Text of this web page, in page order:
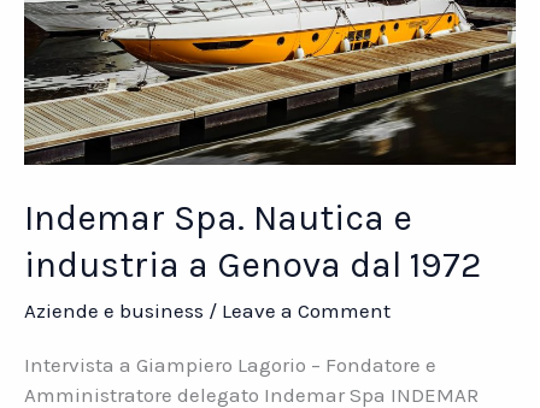
Indemar Spa. Nautica e
industria a Genova dal 1972
Aziende e business / Leave a Comment
Intervista a Giampiero Lagorio – Fondatore e
Amministratore delegato Indemar Spa INDEMAR